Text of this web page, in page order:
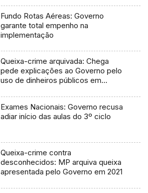
Fundo Rotas Aéreas: Governo
garante total empenho na
implementação
Queixa-crime arquivada: Chega
pede explicações ao Governo pelo
uso de dinheiros públicos em
Exames Nacionais: Governo recusa
adiar início das aulas do 3º ciclo
Queixa-crime contra
desconhecidos: MP arquiva queixa
apresentada pelo Governo em 2021